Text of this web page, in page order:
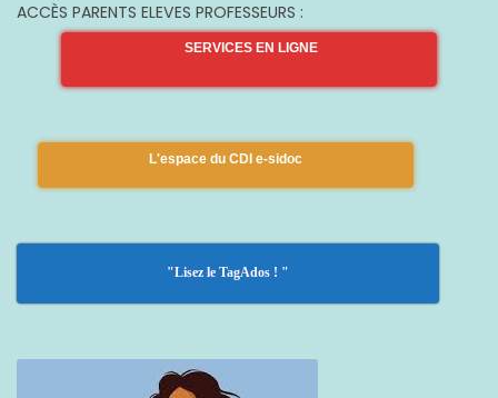
ACCÈS PARENTS ELEVES PROFESSEURS :
SERVICES EN LIGNE
L'espace du CDI e-sidoc
"Lisez le TagAdos ! "